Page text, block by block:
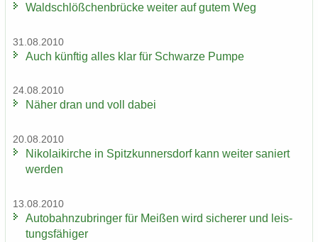
Wald­schlöß­chen­brü­cke wei­ter auf gutem Weg
31.08.2010
Auch künf­tig alles klar für Schwar­ze Pumpe
24.08.2010
Näher dran und voll dabei
20.08.2010
Ni­ko­lai­kir­che in Spitz­kun­ners­dorf kann wei­ter sa­niert
wer­den
13.08.2010
Au­to­bahn­zu­brin­ger für Mei­ßen wird si­che­rer und leis­
tungs­fä­hi­ger